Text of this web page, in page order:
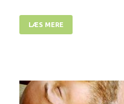
LÆS MERE